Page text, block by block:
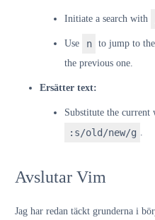
Initiate a search with
Use n to jump to
the previous one.
Ersätter text:
Substitute the
:s/old/new/g
Avslutar Vim
Jag har redan täckt grunderna i